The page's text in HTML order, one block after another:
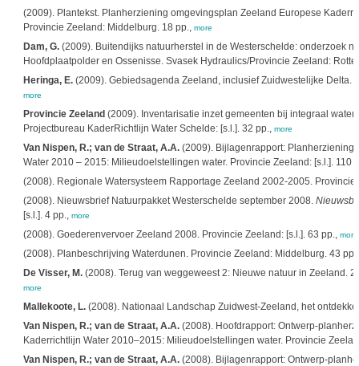
(2009). Plantekst. Planherziening omgevingsplan Zeeland Europese
Provincie Zeeland: Middelburg. 18 pp., more
Dam, G.(2009). Buitendijks natuurherstel in de Westerschelde: onderzoek
Hoofdplaatpolder en Ossenisse. Svasek Hydraulics/Provincie Zeeland:
Heringa, E.(2009). Gebiedsagenda Zeeland, inclusief Zuidwestelijke Delta.
more
Provincie Zeeland (2009). Inventarisatie inzet gemeenten bij integraal
Projectbureau KaderRichtlijn Water Schelde: [s.l.]. 32 pp., more
Van Nispen, R.; van de Straat, A.A.(2009). Bijlagenrapport: Planherziening
Water 2010 – 2015: Milieudoelstellingen water. Provincie Zeeland: [s.l.]. 110
(2008). Regionale Watersysteem Rapportage Zeeland 2002-2005. Provincie
(2008). Nieuwsbrief Natuurpakket Westerschelde september 2008.
[s.l.]. 4 pp., more
(2008). Goederenvervoer Zeeland 2008. Provincie Zeeland: [s.l.]. 63 pp., more
(2008). Planbeschrijving Waterdunen. Provincie Zeeland: Middelburg. 43
De Visser, M.(2008). Terug van weggeweest 2: Nieuwe natuur in Zeeland.
more
Mallekoote, L.(2008). Nationaal Landschap Zuidwest-Zeeland, het
Van Nispen, R.; van de Straat, A.A.(2008). Hoofdrapport: Ontwerp-
Kaderrichtlijn Water 2010–2015: Milieudoelstellingen water. Provincie
Van Nispen, R.; van de Straat, A.A.(2008). Bijlagenrapport: Ontwerp-